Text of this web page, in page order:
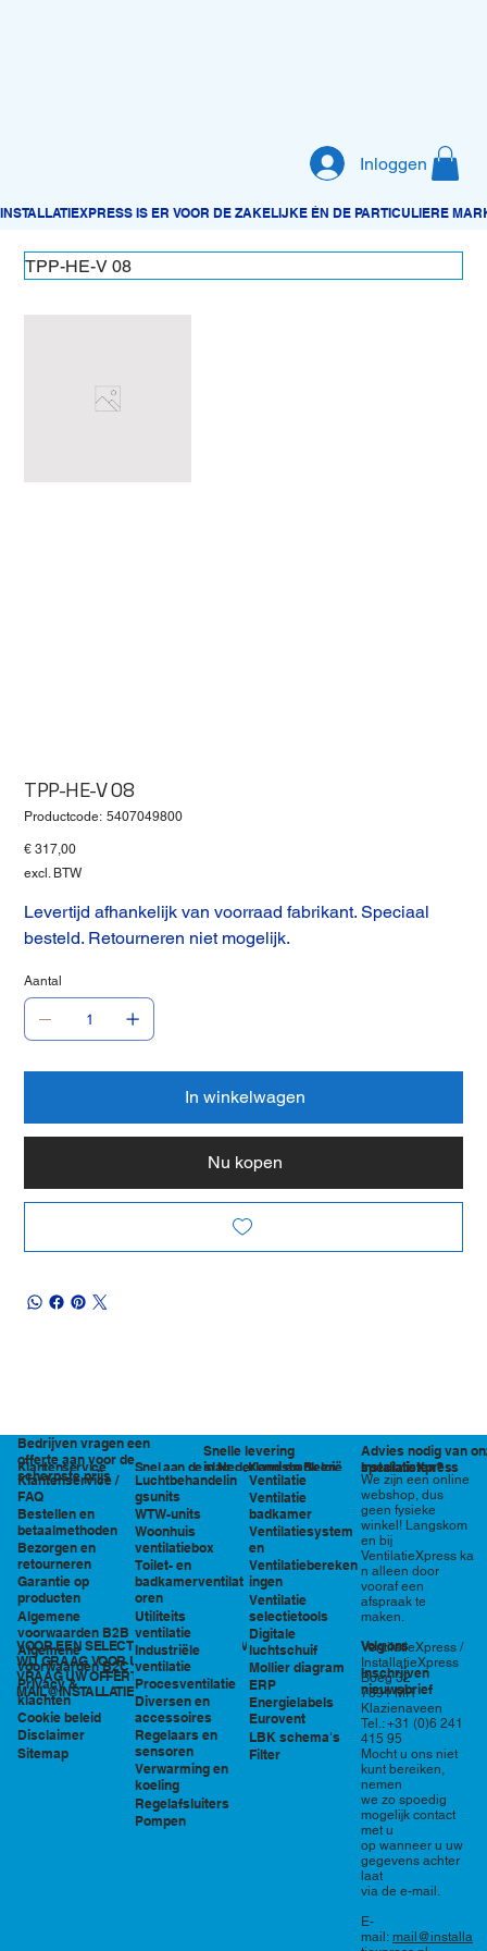
Inloggen
TPP-HE-V 08
TPP-HE-V 08
Productcode: Productcode
5407049800
Prijs
€ 317,00
excl. BTW
Levertijd afhankelijk van voorraad fabrikant. Speciaal
besteld. Retourneren niet mogelijk.
Aantal
In winkelwagen
Nu kopen
Klantenservice
Klantenservice /
FAQ
Bestellen en
betaalmethoden
Bezorgen en
retourneren
Garantie op
producten
Algemene
voorwaarden B2B
Algemene
voorwaarden B2C
Privacy &
klachten
Cookie beleid
Disclaimer
Sitemap
VOOR EEN SELECTIE EN PRIJSOPGAVE STAAN
WIJ GRAAG VOOR U KLAAR!
VRAAG UW OFFERTE AAN VIA
MAIL@INSTALLATIEXPRESS.NL
Bedrijven vragen een
offerte aan voor de
scherpste prijs
Snelle levering
in Nederland en België
Advies nodig van
specialisten?
Snel aan de slag
Luchtbehandelin
gsunits
WTW-units
Woonhuis
ventilatiebox
Toilet- en
badkamerventilat
oren
Utiliteits
ventilatie
Industriële
ventilatie
Procesventilatie
Diversen en
accessoires
Regelaars en
sensoren
Verwarming en
koeling
Regelafsluiters
Pompen
Kennisbank en
tools
Ventilatie
Ventilatie
badkamer
Ventilatiesystem
en
Ventilatiebereken
ingen
Ventilatie
selectietools
Digitale
luchtschuif
Mollier diagram
ERP
Energielabels
Eurovent
LBK schema's
Filter
We zijn een online
webshop, dus
geen fysieke
winkel! Langskom
en bij
VentilatieXpress ka
n alleen door
vooraf een
afspraak te
maken.
VentilatieXpress /
InstallatieXpress
Boeg 32
7891 MR
Klazienaveen
Tel.: +31 (0)6 241
415 95
Mocht u ons niet
kunt bereiken,
nemen
we zo spoedig
mogelijk contact
met u
op wanneer u uw
gegevens achter
laat
via de e-mail.
E-
mail: mail@installa
InstallatieXpress
Volg ons
Inschrijven
nieuwsbrief